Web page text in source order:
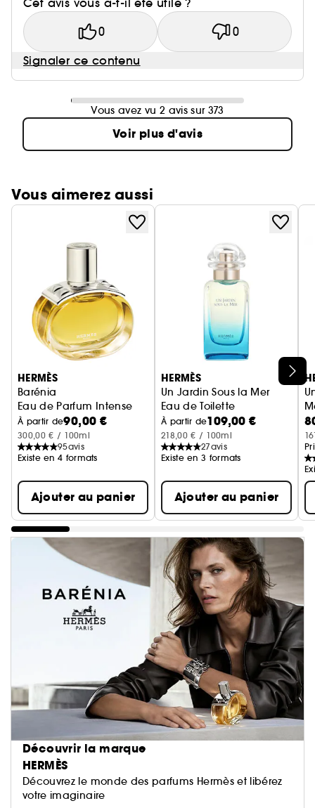
Cet avis vous a-t-il été utile ?
0 0
Signaler ce contenu
Vous avez vu 2 avis sur 373
Voir plus d'avis
Vous aimerez aussi
Ignorer le carrousel produits
HERMÈS
Barénia
Eau de Parfum Intense
À partir de90,00 €
300,00 € / 100ml
95avis
Existe en 4 formats
Ajouter au panier
HERMÈS
Un Jardin Sous la Mer
Eau de Toilette
À partir de109,00 €
218,00 € / 100ml
27avis
Existe en 3 formats
Ajouter au panier
Découvrir la marque
HERMÈS
Découvrez le monde des parfums Hermès et libérez
votre imaginaire